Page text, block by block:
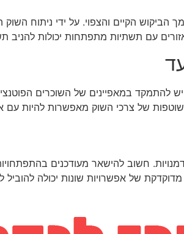
הקיים והצפוי. על ידי ניתוח
עם תשתיות מתפתחות יכולות להניב
במאפיינים של השוכרים
של צרכי השוק מאפשרות להיות
חשוב להישאר מעודכנים
של אפשרויות שונות יכולה